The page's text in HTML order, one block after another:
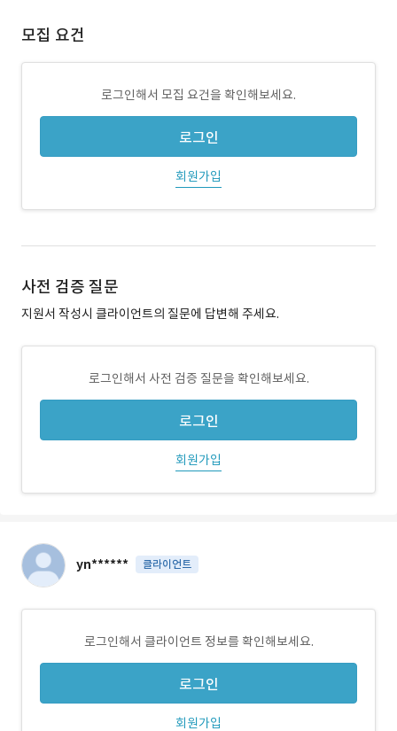
모집 요건
로그인해서 모집 요건을 확인해보세요.
로그인
회원가입
사전 검증 질문
지원서 작성시 클라이언트의 질문에 답변해 주세요.
로그인해서 사전 검증 질문을 확인해보세요.
로그인
회원가입
yn****** 클라이언트
로그인해서 클라이언트 정보를 확인해보세요.
로그인
회원가입